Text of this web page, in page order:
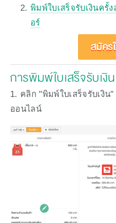
พิมพ์ใบเสร็จรับเงินครั้
อร์
สมัคร
การพิมพ์ใบเสร็จรับเงิ
1. คลิก "พิมพ์ใบเสร็จรับเงิ
ออนไลน์